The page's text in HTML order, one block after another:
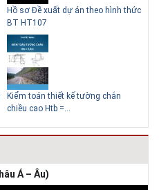
Hồ sơ Đề xuất dự án theo hình thức
BT HT107
Kiểm toán thiết kế tường chắn
chiều cao Htb =...
Á – Âu)